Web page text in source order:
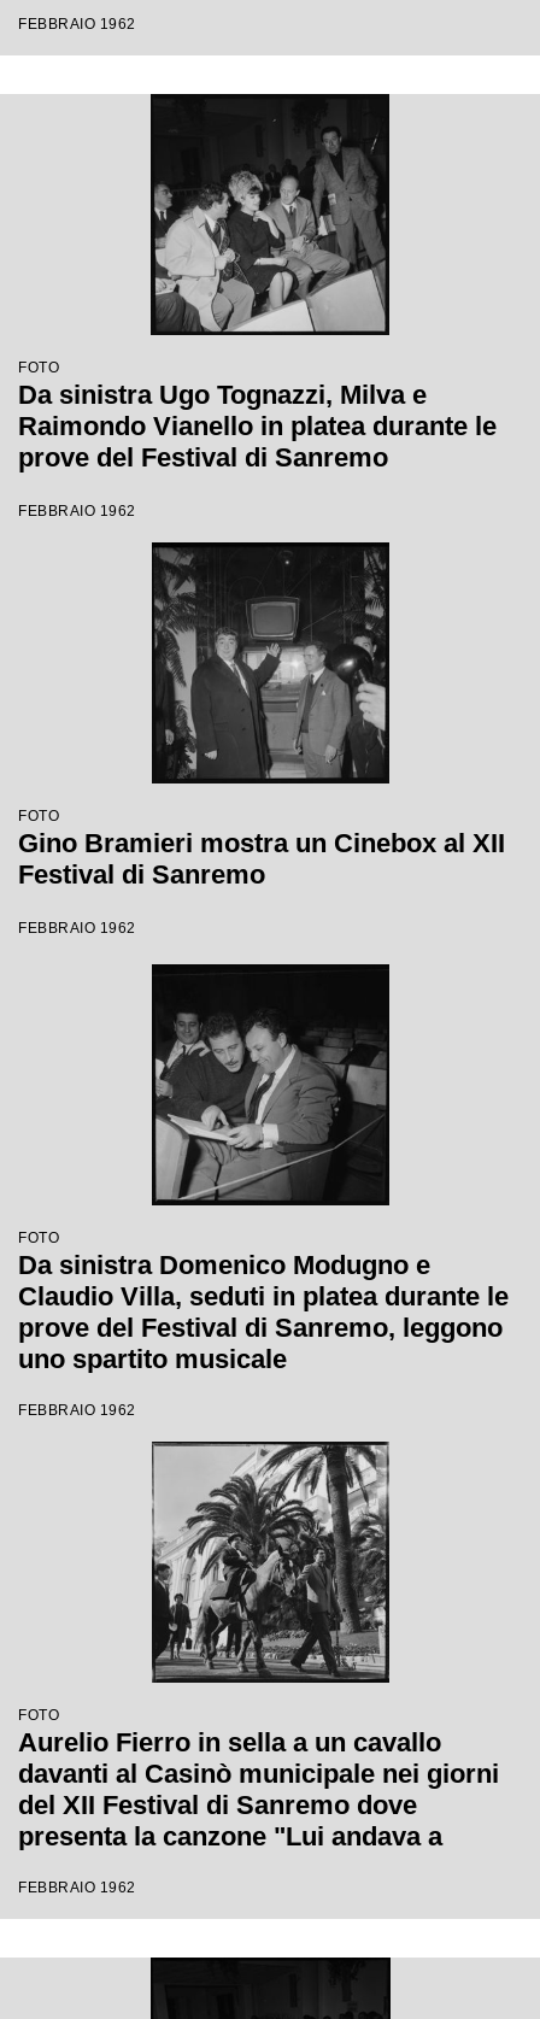
FEBBRAIO 1962
FOTO
Da sinistra Ugo Tognazzi, Milva e
Raimondo Vianello in platea durante le
prove del Festival di Sanremo
FEBBRAIO 1962
FOTO
Gino Bramieri mostra un Cinebox al XII
Festival di Sanremo
FEBBRAIO 1962
FOTO
Da sinistra Domenico Modugno e
Claudio Villa, seduti in platea durante le
prove del Festival di Sanremo, leggono
uno spartito musicale
FEBBRAIO 1962
FOTO
Aurelio Fierro in sella a un cavallo
davanti al Casinò municipale nei giorni
del XII Festival di Sanremo dove
presenta la canzone "Lui andava a
FEBBRAIO 1962